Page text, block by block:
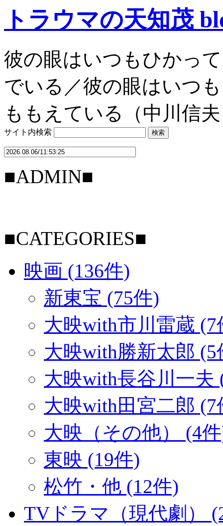
トラウマの天知茂
彼の眼はいつもひかっ
でいる／彼の眼はいつ
ももえている（中川信
サイト内検索
■ADMIN■
■CATEGORIES■
映画 (136件)
新東宝 (75件)
大映with市川雷蔵 (7
大映with勝新太郎 (5
大映with長谷川一夫
大映with田宮二郎 (7
大映（その他） (4
東映 (19件)
松竹・他 (12件)
TVドラマ（現代劇）